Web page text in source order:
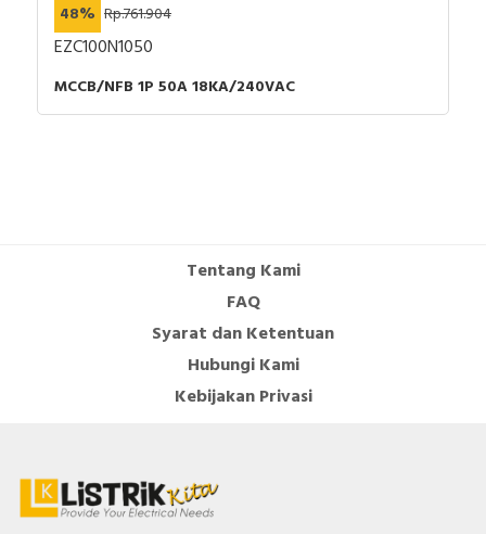
48% Rp.761.904
EZC100N1050
MCCB/NFB 1P 50A 18KA/240VAC
Tentang Kami
FAQ
Syarat dan Ketentuan
Hubungi Kami
Kebijakan Privasi